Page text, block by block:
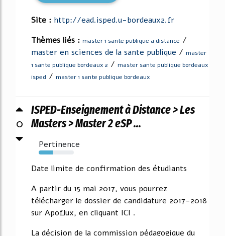
Site : http://ead.isped.u-bordeaux2.fr
Thèmes liés : master 1 sante publique a distance /
master en sciences de la sante publique / master
1 sante publique bordeaux 2 / master sante publique bordeaux
isped / master 1 sante publique bordeaux
0
ISPED-Enseignement à Distance > Les
Masters > Master 2 eSP ...
Pertinence
40%
Date limite de confirmation des étudiants
A partir du 15 mai 2017, vous pourrez
télécharger le dossier de candidature 2017-2018
sur Apoflux, en cliquant ICI .
La décision de la commission pédagogique du